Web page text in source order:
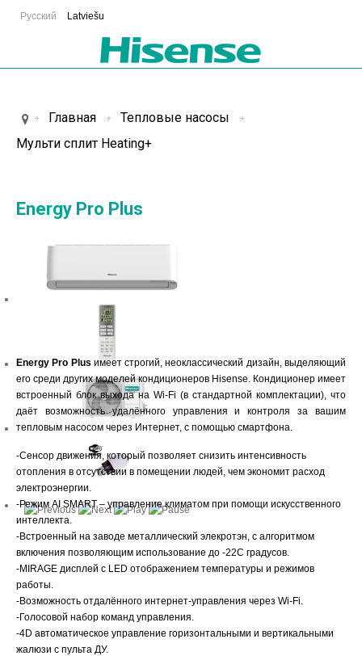
Русский Latviešu
Главная
Тепловые насосы
Мульти сплит Heating+
Energy Pro Plus
Energy Pro Plus имеет строгий, неоклассический дизайн, выделяющий
его среди других моделей кондиционеров Hisense. Кондиционер имеет
встроенный блок выхода на Wi-Fi (в стандартной комплектации), что
даёт возможность удалённого управления и контроля за вашим
тепловым насосом через Интернет, с помощью смартфона.
-Сенсор движения, который позволяет снизить интенсивность
отопления в отсутствии в помещении людей, чем экономит расход
электроэнергии.
-Режим AI SMART – управление климатом при помощи искусственного
интеллекта.
-Встроенный на заводе металлический элекротэн, с алгоритмом
включения позволяющим использование до -22С градусов.
-MIRAGE дисплей с LED отображением температуры и режимов
работы.
-Возможность отдалённого интернет-управления через Wi-Fi.
-Голосовой набор команд управления.
-4D автоматическое управление горизонтальными и вертикальными
жалюзи с пульта ДУ.